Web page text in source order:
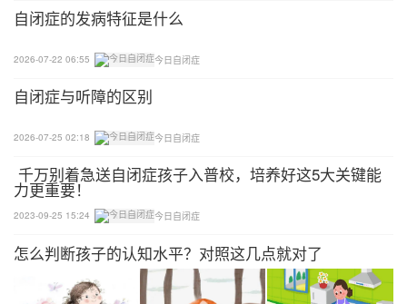
4、相关社交技巧
老师向患儿讲解基本的社交规则和技巧，包括与对话
等，并强调必须遵守这些规则，才能与别人有效沟
通。此外，教师要训练患儿控制情绪，让他们知道什
适的时机，表达自己的需要。
5、加强沟通效能的技巧
要训练患儿在语言沟通中只传达足够的信息就可以，
不要喋喋不休，避免东拉西扯、自言自语或做出无谓
自闭症的发病特征是什么
2026-07-22 06:55 今日自闭症
自闭症与听障的区别
2026-07-25 02:18 今日自闭症
千万别着急送自闭症孩子入普校，培养好这5大关键能
力更重要！
2023-09-25 15:24 今日自闭症
怎么判断孩子的认知水平？对照这几点就对了